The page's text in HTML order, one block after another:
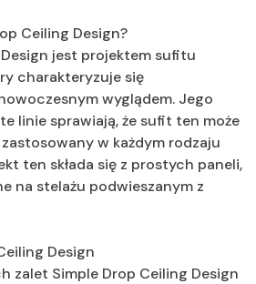
Ceiling Design?
jest projektem sufitu
charakteryzuje się
wyglądem. Jego
linie sprawiają, że sufit ten może
w każdym rodzaju
ten składa się z prostych paneli,
na stelażu podwieszanym z
Design
zalet Simple Drop Ceiling Design